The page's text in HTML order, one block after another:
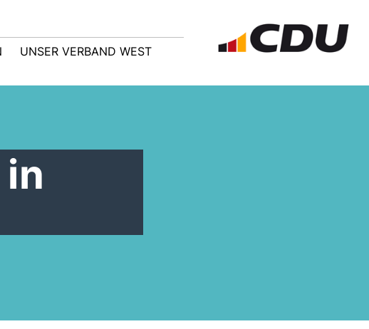
UNSER VERBAND WEST